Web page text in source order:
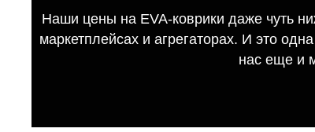
Наши цены на EVA-коврики даже чуть
маркетплейсах и агрегаторах. И это
нас еще и